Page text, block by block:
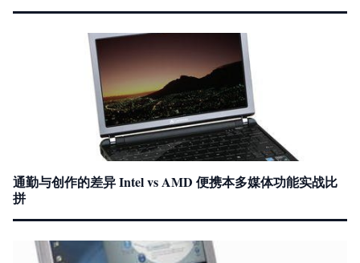
通勤与创作的差异 Intel vs AMD 便携本多媒体功能实战比
拼